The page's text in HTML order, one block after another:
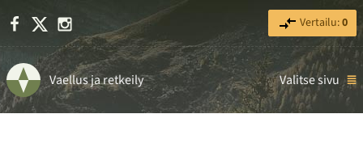
Facebook Instagram Vertailu:0
Vaellus ja retkeily Valitse sivu